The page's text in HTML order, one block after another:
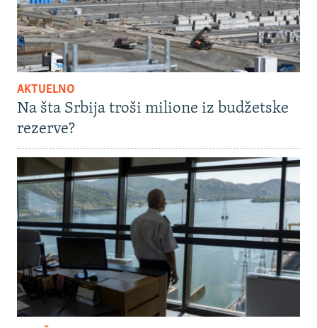
AKTUELNO
Na šta Srbija troši milione iz budžetske
rezerve?